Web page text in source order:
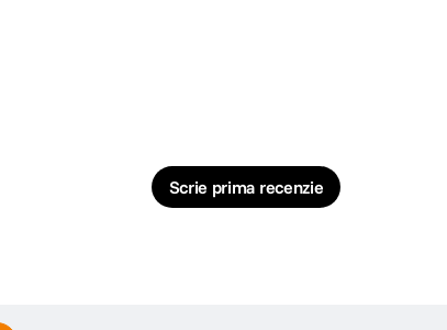
Scrie prima recenzie